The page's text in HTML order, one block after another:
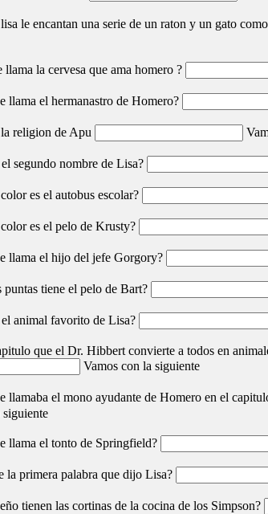
le encantan una serie de un raton y un gato
llama la cervesa que ama homero ?
llama el hermanastro de Homero?
religion de Apu
segundo nombre de Lisa?
es el autobus escolar?
es el pelo de Krusty?
llama el hijo del jefe Gorgory?
puntas tiene el pelo de Bart?
el animal favorito de Lisa?
que el Dr. Hibbert convierte a todos en
Vamos con la siguiente
llamaba el mono ayudante de Homero en el
siguiente
llama el tonto de Springfield?
la primera palabra que dijo Lisa?
tienen las cortinas de la cocina de los Simpson?